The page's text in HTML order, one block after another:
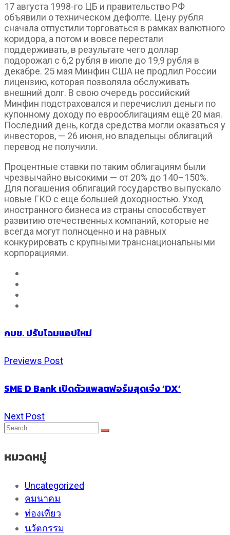
17 августа 1998-го ЦБ и правительство РФ
объявили о техническом дефолте. Цену рубля
сначала отпустили торговаться в рамках валютного
коридора, а потом и вовсе перестали
поддерживать, в результате чего доллар
подорожал с 6,2 рубля в июле до 19,9 рубля в
декабре. 25 мая Минфин США не продлил России
лицензию, которая позволяла обслуживать
внешний долг. В свою очередь российский
Минфин подстраховался и перечислил деньги по
купонному доходу по еврооблигациям ещё 20 мая.
Последний день, когда средства могли оказаться у
инвесторов, — 26 июня, но владельцы облигаций
перевод не получили.
Процентные ставки по таким облигациям были
чрезвычайно высокими — от 20% до 140–150%.
Для погашения облигаций государство выпускало
новые ГКО с еще большей доходностью. Уход
иностранного бизнеса из страны способствует
развитию отечественных компаний, которые не
всегда могут полноценно и на равных
конкурировать с крупными транснациональными
корпорациями.
กบข. ปรับโฉมแอปใหม่
Previews Post
SME D Bank เปิดตัวแพลตฟอร์มสุดเจ๋ง ‘DX’
Next Post
หมวดหมู่
Uncategorized
คมนาคม
ท่องเที่ยว
นวัตกรรม